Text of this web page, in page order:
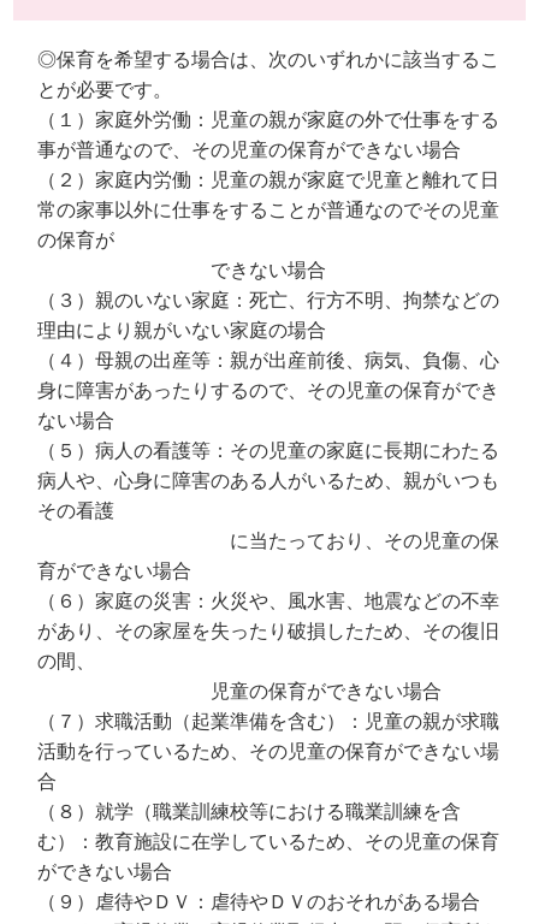
◎保育を希望する場合は、次のいずれかに該当するこ
とが必要です。
（１）家庭外労働：児童の親が家庭の外で仕事をする
事が普通なので、その児童の保育ができない場合
（２）家庭内労働：児童の親が家庭で児童と離れて日
常の家事以外に仕事をすることが普通なのでその児童
の保育が
できない場合
（３）親のいない家庭：死亡、行方不明、拘禁などの
理由により親がいない家庭の場合
（４）母親の出産等：親が出産前後、病気、負傷、心
身に障害があったりするので、その児童の保育ができ
ない場合
（５）病人の看護等：その児童の家庭に長期にわたる
病人や、心身に障害のある人がいるため、親がいつも
その看護
に当たっており、その児童の保
育ができない場合
（６）家庭の災害：火災や、風水害、地震などの不幸
があり、その家屋を失ったり破損したため、その復旧
の間、
児童の保育ができない場合
（７）求職活動（起業準備を含む）：児童の親が求職
活動を行っているため、その児童の保育ができない場
合
（８）就学（職業訓練校等における職業訓練を含
む）：教育施設に在学しているため、その児童の保育
ができない場合
（９）虐待やＤＶ：虐待やＤＶのおそれがある場合